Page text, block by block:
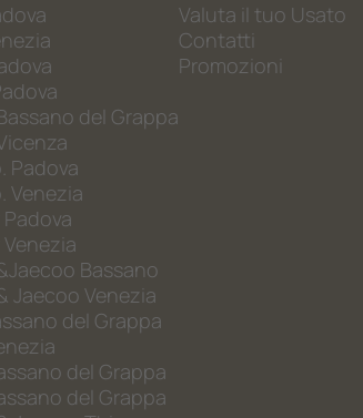
del Grappa
Padova
Venezia
Bassano
Jaecoo Venezia
del Grappa
del Grappa
del Grappa
Valuta il tuo Usato
Contatti
Promozioni